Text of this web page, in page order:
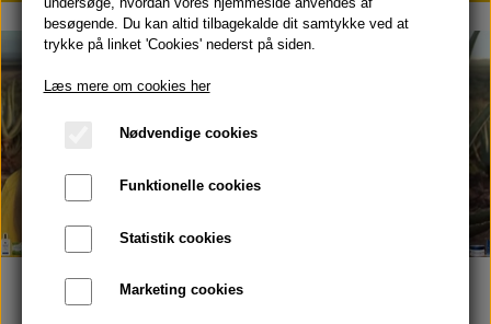
HJEM
Læbepomade
KOST & VELVÆRE
SOMMER & SOL 😎
VÆGTTAB?KLIK HER!
Dansk selvstændig Forever Living forhandler
besøgende. Du kan altid tilbagekalde dit samtykke ved at
trykke på linket 'Cookies' nederst på siden.
Læs mere om cookies her
Nødvendige cookies
Funktionelle cookies
Statistik cookies
Marketing cookies